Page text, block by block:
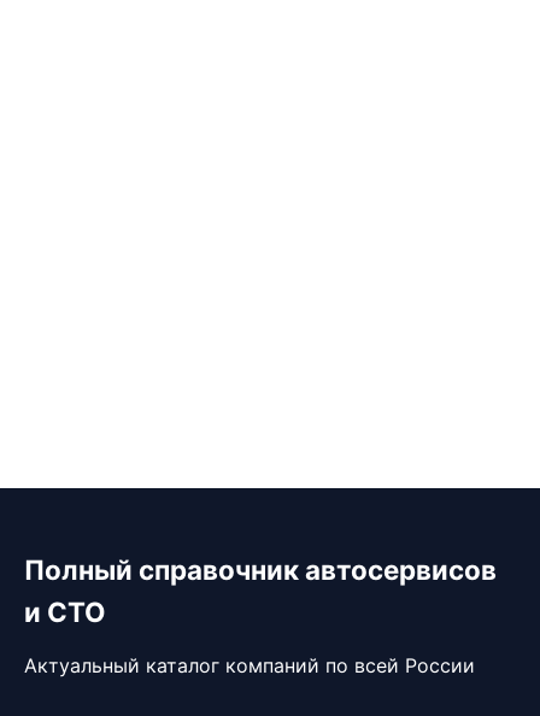
Полный справочник автосервисов
и СТО
Актуальный каталог компаний по всей России